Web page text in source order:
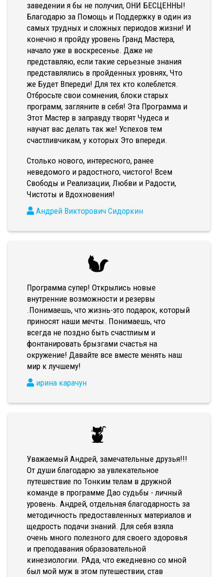
заведении я бы не получил, ОНИ БЕСЦЕННЫ!
Благодарю за Помощь и Поддержку в один из
самых трудных и сложных периодов жизни! И
конечно я пройду уровень Гранд Мастера,
начало уже в воскресенье. Даже не
представляю, если такие серьезные знания
представлялись в пройденных уровнях, Что
же Будет Впереди! Для тех кто колеблется.
Отбросьте свои сомнения, блоки старых
программ, загляните в себя! Эта Программа и
Этот Мастер в заправду творят Чудеса и
научат вас делать так же! Успехов тем
счастливчикам, у которых Это впереди.
Столько нового, интересного, ранее
неведомого и радостного, чистого! Всем
Свободы и Реализации, Любви и Радости,
Чистоты и Вдохновения!
Андрей Викторович Сидоркин
Программа супер! Открылись новые
внутренние возможности и резервы
.Понимаешь, что жизнь-это подарок, который
приносят наши мечты. Понимаешь, что
всегда не поздно быть счастлиым и
фонтанировать брызгами счастья на
окружение! Давайте все вместе менять наш
мир к лучшему!
ирина карачун
Уважаемый Андрей, замечательные друзья!!!
От души благодарю за увлекательное
путешествие по Тонким телам в дружной
команде в программе Дао судьбы - личный
уровень. Андрей, отдельная благодарность за
методичность предоставленных материалов и
щедрость подачи знаний. Для себя взяла
очень много полезного для своего здоровья
и преподавания образовательной
кинезиологии. РАда, что ежедневно со мной
был мой муж в этом путешествии, став